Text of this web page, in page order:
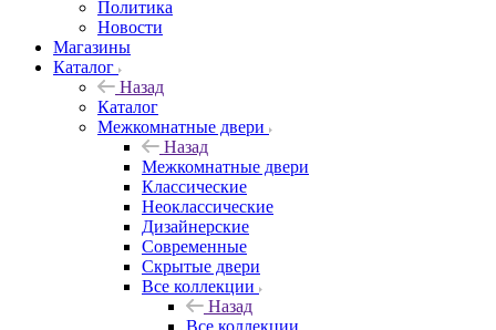
Политика
Новости
Магазины
Каталог
Назад
Каталог
Межкомнатные двери
Назад
Межкомнатные двери
Классические
Неоклассические
Дизайнерские
Современные
Скрытые двери
Все коллекции
Назад